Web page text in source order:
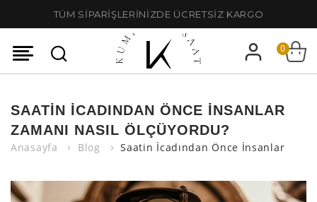
TÜM SİPARİŞLERİNİZDE ÜCRETSİZ KARGO
0
SAATIN İCADINDAN ÖNCE İNSANLAR
ZAMANI NASIL ÖLÇÜYORDU?
Anasayfa Blog Saatin İcadından Önce İnsanlar